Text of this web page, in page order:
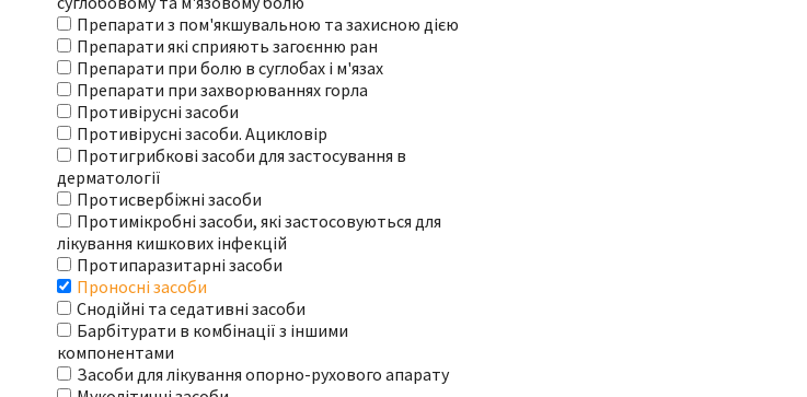
Препарати з пом'якшувальною та захисною дією
Препарати які сприяють загоєнню ран
Препарати при болю в суглобах і м'язах
Препарати при захворюваннях горла
Противірусні засоби
Противірусні засоби. Ацикловір
Протигрибкові засоби для застосування в
дерматології
Протисвербіжні засоби
Протимікробні засоби, які застосовуються для
лікування кишкових інфекцій
Протипаразитарні засоби
Проносні засоби
Снодійні та седативні засоби
Барбітурати в комбінації з іншими
компонентами
Засоби для лікування опорно-рухового апарату